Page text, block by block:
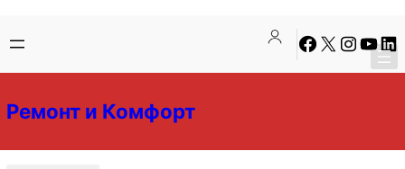
содержимому
содержимому
Facebook
X Instagram
Ремонт и Комфорт